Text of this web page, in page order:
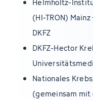
(HI-TRON)
DKFZ
DKFZ-Hector
Nationales
(gemeinsam